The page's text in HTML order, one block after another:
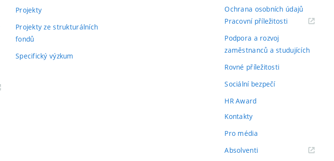
Projekty
Projekty ze strukturálních
fondů
Specifický výzkum
Ochrana osobních údajů
Pracovní příležitosti(externí
Podpora a rozvoj
zaměstnanců a studujících
Rovné příležitosti
Sociální bezpečí
HR Award
Kontakty
Pro média
Absolventi(externí